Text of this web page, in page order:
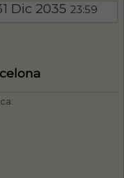
Dic 2035 23:59